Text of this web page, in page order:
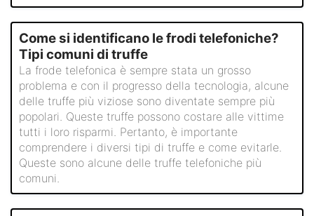
Come si identificano le frodi telefoniche?
Tipi comuni di truffe
La frode telefonica è sempre stata un grosso
problema e con il progresso della tecnologia, alcune
delle truffe più viziose sono diventate sempre più
popolari. Queste truffe possono costare alle vittime
tutti i loro risparmi. Pertanto, è importante
comprendere i diversi tipi di truffe e come evitarle.
Queste sono alcune delle truffe telefoniche più
comuni.